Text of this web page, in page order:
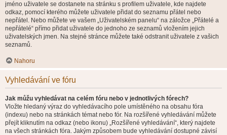
jméno uživatele se dostanete na stránku s profilem uživatele, kde najdete
odkaz, pomocí kterého můžete uživatele přidat do seznamu přátel nebo
nepřátel. Nebo můžete ve vašem „Uživatelském panelu“ na záložce „Přátelé a
nepřátelé“ přímo přidat uživatele do jednoho ze seznamů vložením jejich
uživatelských jmen. Na stejné stránce můžete také odstranit uživatele z vašich
seznamů.
Nahoru
Vyhledávání ve fóru
Jak můžu vyhledávat na celém fóru nebo v jednotlivých fórech?
Vložte hledaný výraz do vyhledávacího pole umístěného na obsahu fóra
(indexu) nebo na stránkách témat nebo fór. Na rozšířené vyhledávání můžete
přejít kliknutím na odkaz (nebo ikonu) „Rozšířené vyhledávání“, který najdete
na všech stránkách fóra. Jakým způsobem bude vyhledávání dostupné závisí